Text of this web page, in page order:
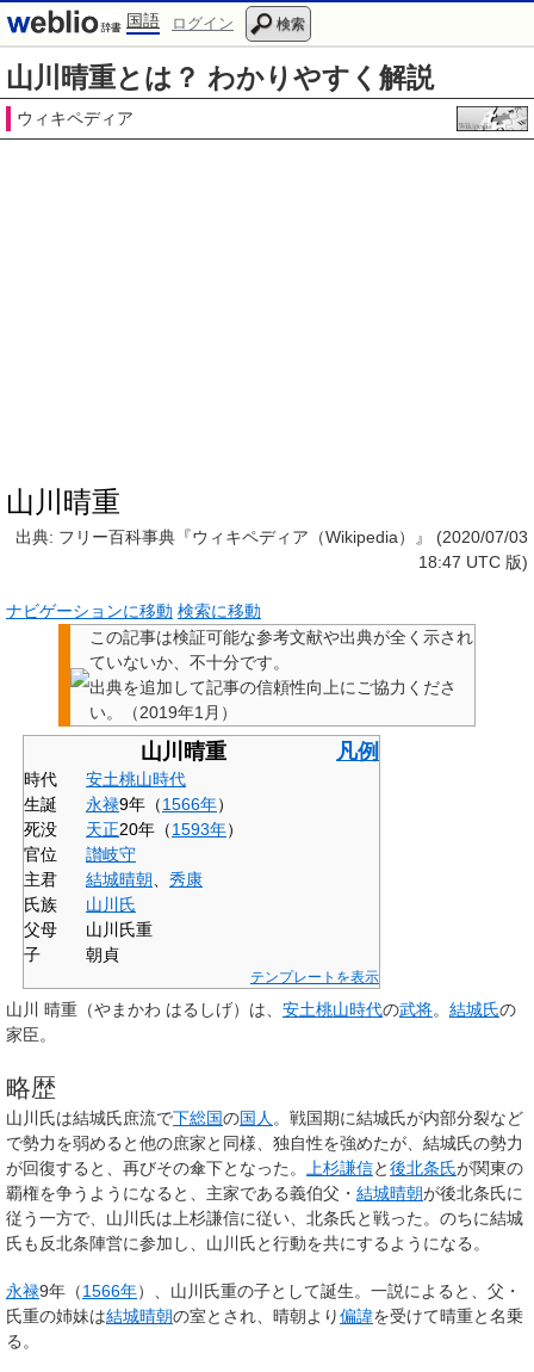
国語 ログイン 検索
山川晴重とは？ わかりやすく解説
ウィキペディア
山川晴重
出典: フリー百科事典『ウィキペディア（Wikipedia）』 (2020/07/03
18:47 UTC 版)
ナビゲーションに移動 検索に移動
この記事は検証可能な参考文献や出典が全く示され
ていないか、不十分です。
出典を追加して記事の信頼性向上にご協力くださ
い。
（2019年1月 ）
凡例
山川晴重
時代
安土桃山時代
生誕
永禄9年（1566年）
死没
天正20年（1593年）
官位
讃岐守
主君
結城晴朝
秀康
氏族
山川氏
父母
山川氏重
子
朝貞
テンプレートを表示
山川 晴重 （やまかわ はるしげ）は、 安土桃山時代の武将。 結城氏の
家臣。
略歴
山川氏は結城氏庶流で下総国の国人。戦国期に結城氏が内部分裂など
で勢力を弱めると他の庶家と同様、独自性を強めたが、結城氏の勢力
が回復すると、再びその傘下となった。 上杉謙信と後北条氏が関東の
覇権を争うようになると、主家である義伯父・ 結城晴朝が後北条氏に
従う一方で、山川氏は上杉謙信に従い、北条氏と戦った。のちに結城
氏も反北条陣営に参加し、山川氏と行動を共にするようになる。
永禄9年（1566年）、山川氏重の子として誕生。一説によると、父・
氏重の姉妹は結城晴朝の室とされ、晴朝より偏諱を受けて晴重と名乗
る。